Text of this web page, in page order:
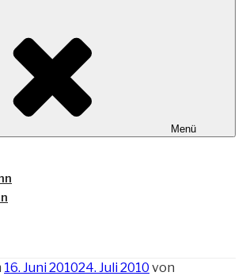
Menü
16. Juni 201024. Juli 2010 von